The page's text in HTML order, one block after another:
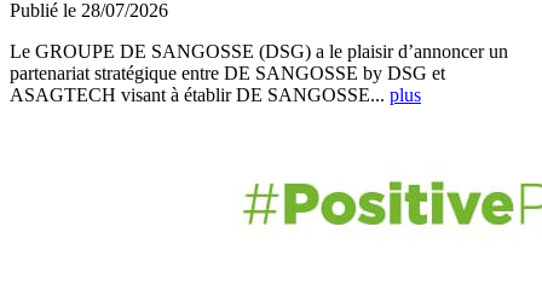
Publié le 28/07/2026
Le GROUPE DE SANGOSSE (DSG) a le plaisir d’annoncer un
partenariat stratégique entre DE SANGOSSE by DSG et
ASAGTECH visant à établir DE SANGOSSE... plus